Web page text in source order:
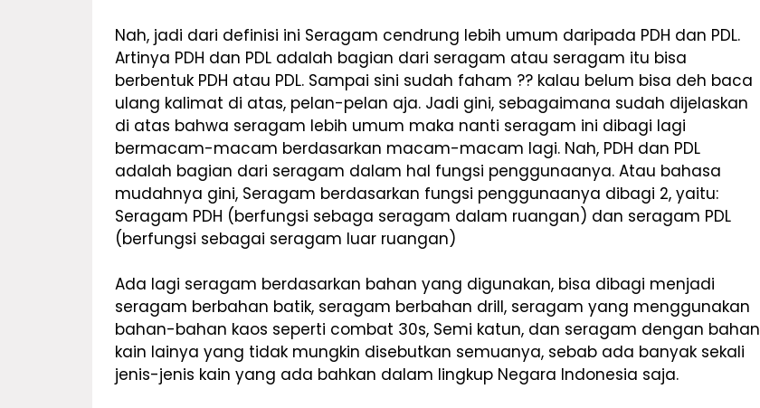
Nah, jadi dari definisi ini Seragam cendrung lebih umum daripada PDH dan PDL.
Artinya PDH dan PDL adalah bagian dari seragam atau seragam itu bisa
berbentuk PDH atau PDL. Sampai sini sudah faham ?? kalau belum bisa deh baca
ulang kalimat di atas, pelan-pelan aja. Jadi gini, sebagaimana sudah dijelaskan
di atas bahwa seragam lebih umum maka nanti seragam ini dibagi lagi
bermacam-macam berdasarkan macam-macam lagi. Nah, PDH dan PDL
adalah bagian dari seragam dalam hal fungsi penggunaanya. Atau bahasa
mudahnya gini, Seragam berdasarkan fungsi penggunaanya dibagi 2, yaitu:
Seragam PDH (berfungsi sebaga seragam dalam ruangan) dan seragam PDL
(berfungsi sebagai seragam luar ruangan)
Ada lagi seragam berdasarkan bahan yang digunakan, bisa dibagi menjadi
seragam berbahan batik, seragam berbahan drill, seragam yang menggunakan
bahan-bahan kaos seperti combat 30s, Semi katun, dan seragam dengan bahan
kain lainya yang tidak mungkin disebutkan semuanya, sebab ada banyak sekali
jenis-jenis kain yang ada bahkan dalam lingkup Negara Indonesia saja.